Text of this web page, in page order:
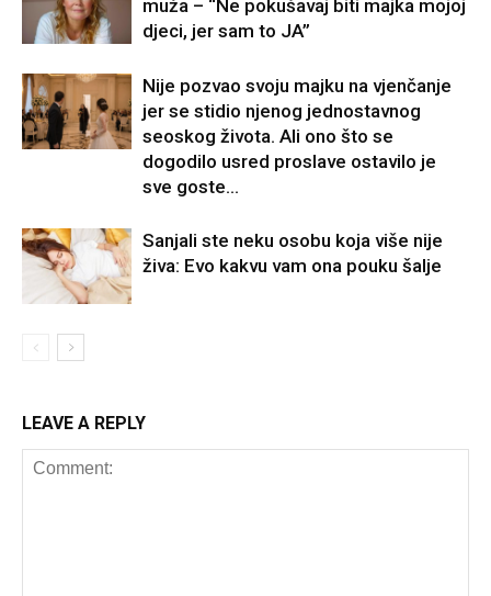
muža – “Ne pokušavaj biti majka mojoj
djeci, jer sam to JA”
Nije pozvao svoju majku na vjenčanje
jer se stidio njenog jednostavnog
seoskog života. Ali ono što se
dogodilo usred proslave ostavilo je
sve goste...
Sanjali ste neku osobu koja više nije
živa: Evo kakvu vam ona pouku šalje
LEAVE A REPLY